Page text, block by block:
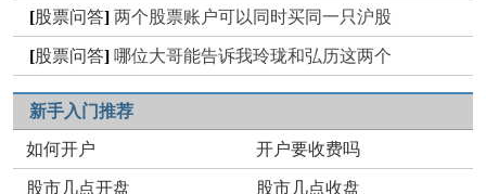
[股票问答] 两个股票账户可以同时买同一只沪股
[股票问答] 哪位大哥能告诉我玲珑和弘历这两个
新手入门推荐
如何开户 开户要收费吗
股市几点开盘 股市几点收盘